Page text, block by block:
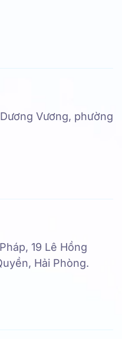
Vương, phường
19 Lê Hồng
Hải Phòng.